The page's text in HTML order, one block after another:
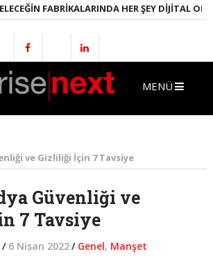
FABRIKALARINDA HER ŞEY DIJITAL OLACAK
MENÜ
ve Gizliliği İçin 7 Tavsiye
Güvenliği ve
7 Tavsiye
/ 6 Nisan 2022/ Genel, Manşet